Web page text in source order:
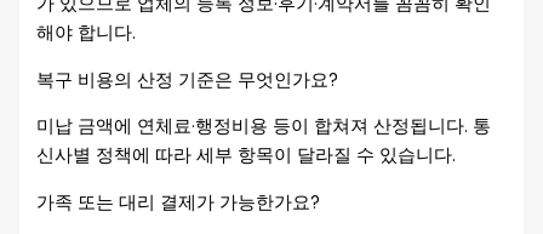
해야 합니다.
복구 비용의 산정 기준은 무엇인가요?
미납 금액에 연체료·행정비용 등이 합쳐져 산정됩니다. 통
신사별 정책에 따라 세부 항목이 달라질 수 있습니다.
가족 또는 대리 결제가 가능한가요?